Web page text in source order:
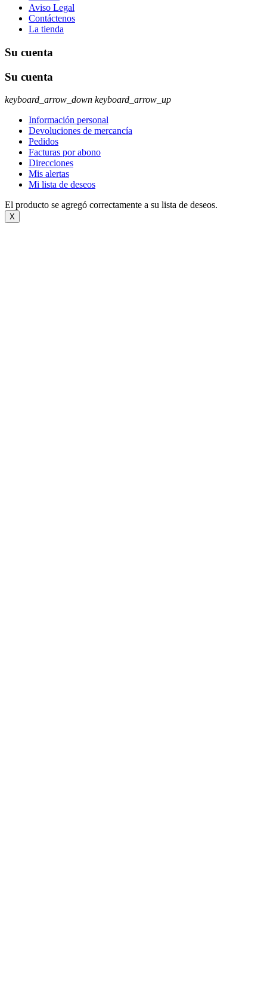
Aviso Legal
Contáctenos
La tienda
Su cuenta
Su cuenta
keyboard_arrow_down keyboard_arrow_up
Información personal
Devoluciones de mercancía
Pedidos
Facturas por abono
Direcciones
Mis alertas
Mi lista de deseos
El producto se agregó correctamente a su lista de deseos.
X